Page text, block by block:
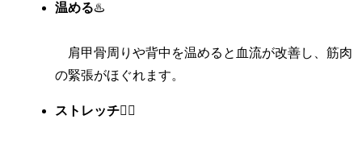
温める♨️
肩甲骨周りや背中を温めると血流が改善し、筋肉
の緊張がほぐれます。
ストレッチ🧘‍♀️